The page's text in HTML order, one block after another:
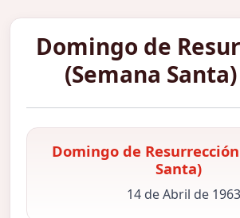
Domingo de
(Semana
Domingo de
Santa)
14 de Abril de 1963